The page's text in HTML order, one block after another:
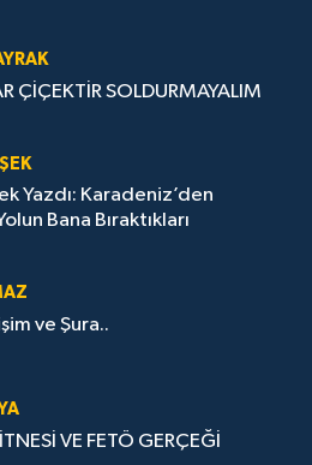
ÇİÇEKTİR SOLDURMAYALIM
Yazdı: Karadeniz’den
Bana Bıraktıkları
ve Şura..
VE FETÖ GERÇEĞİ